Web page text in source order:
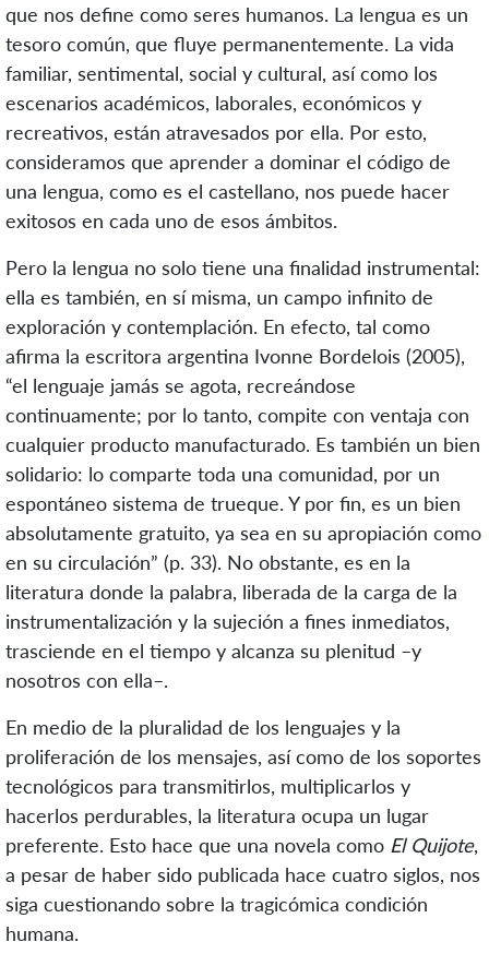
que nos define como seres humanos. La lengua es un
tesoro común, que fluye permanentemente. La vida
familiar, sentimental, social y cultural, así como los
escenarios académicos, laborales, económicos y
recreativos, están atravesados por ella. Por esto,
consideramos que aprender a dominar el código de
una lengua, como es el castellano, nos puede hacer
exitosos en cada uno de esos ámbitos.
Pero la lengua no solo tiene una finalidad instrumental:
ella es también, en sí misma, un campo infinito de
exploración y contemplación. En efecto, tal como
afirma la escritora argentina Ivonne Bordelois (2005),
“el lenguaje jamás se agota, recreándose
continuamente; por lo tanto, compite con ventaja con
cualquier producto manufacturado. Es también un bien
solidario: lo comparte toda una comunidad, por un
espontáneo sistema de trueque. Y por fin, es un bien
absolutamente gratuito, ya sea en su apropiación como
en su circulación” (p. 33). No obstante, es en la
literatura donde la palabra, liberada de la carga de la
instrumentalización y la sujeción a fines inmediatos,
trasciende en el tiempo y alcanza su plenitud –y
nosotros con ella–.
En medio de la pluralidad de los lenguajes y la
proliferación de los mensajes, así como de los soportes
tecnológicos para transmitirlos, multiplicarlos y
hacerlos perdurables, la literatura ocupa un lugar
preferente. Esto hace que una novela como El Quijote,
a pesar de haber sido publicada hace cuatro siglos, nos
siga cuestionando sobre la tragicómica condición
humana.